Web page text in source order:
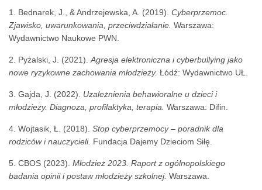
1. Bednarek, J., & Andrzejewska, A. (2019). Cyberprzemoc.
Zjawisko, uwarunkowania, przeciwdziałanie. Warszawa:
Wydawnictwo Naukowe PWN.
2. Pyżalski, J. (2021).Agresja elektroniczna i cyberbullying jako
nowe ryzykowne zachowania młodzieży. Łódź: Wydawnictwo UŁ.
3. Gajda, J. (2022). Uzależnienia behawioralne u dzieci i
młodzieży. Diagnoza, profilaktyka, terapia. Warszawa: Difin.
4. Wojtasik, Ł. (2018). Stop cyberprzemocy – poradnik dla
rodziców i nauczycieli. Fundacja Dajemy Dzieciom Siłę.
5. CBOS (2023). Młodzież 2023. Raport z ogólnopolskiego
badania opinii i postaw młodzieży szkolnej. Warszawa.